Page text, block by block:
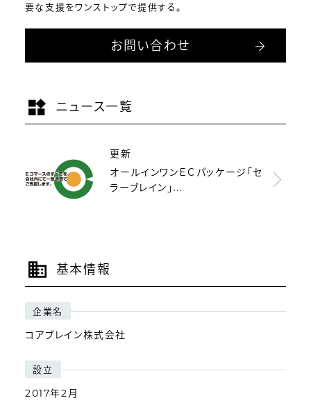
要な支援をワンストップで提供する。
お問い合わせ
ニュース一覧
更新
オールインワンＥＣパッケージ「セ
ラーブレイン」...
基本情報
企業名
コアブレイン株式会社
設立
2017年2月